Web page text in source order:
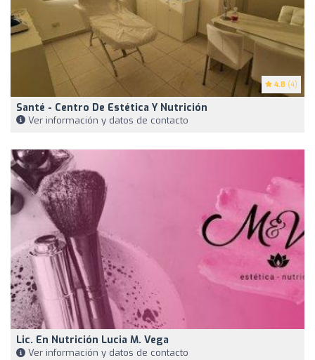
4.8 (4)
Santé - Centro De Estética Y Nutrición
Ver información y datos de contacto
Lic. En Nutrición Lucia M. Vega
Ver información y datos de contacto